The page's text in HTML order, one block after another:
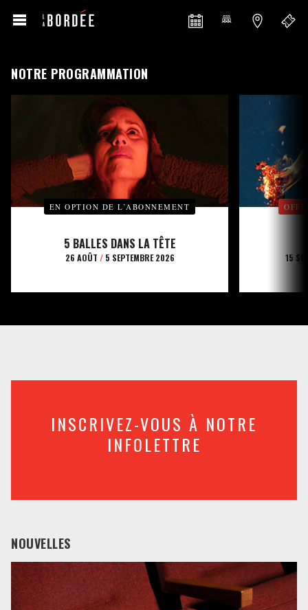
NOTRE PROGRAMMATION
EN OPTION DE L’ABONNEMENT
5 BALLES DANS LA TÊTE
26 AOÛT /5 SEPTEMBRE 2026 15
INSCRIVEZ-VOUS À NOTRE
INFOLETTRE
NOUVELLES